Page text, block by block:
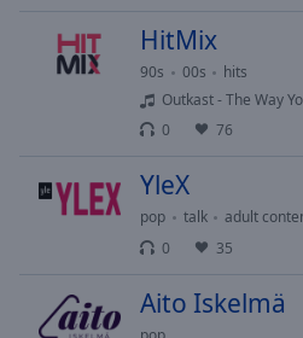
Font
HitMix
90s 00s
hits
Outkast - The Way
0
76
YleX
pop talk
adult
0
35
Aito Iskelmä